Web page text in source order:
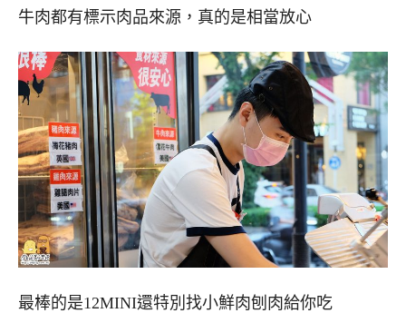
牛肉都有標示肉品來源，真的是相當放心
最棒的是12MINI還特別找小鮮肉刨肉給你吃